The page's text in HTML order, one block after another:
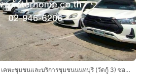
คอนโดมิเนียม 34.56 ตร.ม. เคหะชุมชนและบริการชุมชนนนทบุรี (วัดกู้ 3) ซอยสุขาประชาสรรค์2 ซอยวัดกู้ ถนนติวานนท์ ถนนแจ้งวัฒนะ ปากเกร็ด นนทบุรี